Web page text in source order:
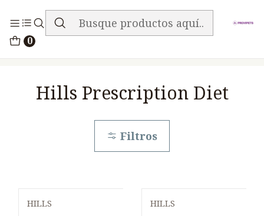
0
ENVIO GRATIS EN TODA LA TIENDA
Hills Prescription Diet
Filtros
HILLS HILLS